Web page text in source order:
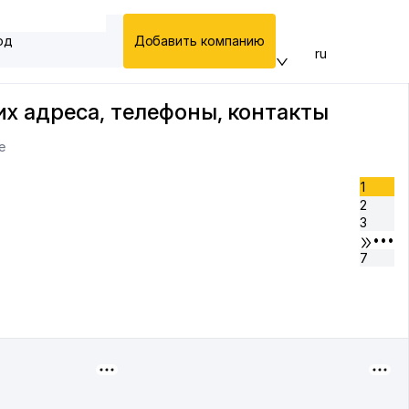
Добавить компанию
ru
адреса, телефоны, контакты
1
2
3
•••
7